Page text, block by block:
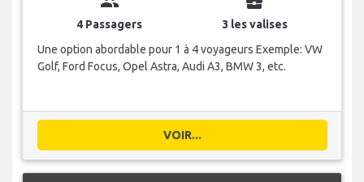
4 Passagers
3 les valises
Une option abordable pour 1 à 4 voyageurs Exemple: VW
Golf, Ford Focus, Opel Astra, Audi A3, BMW 3, etc.
VOIR...